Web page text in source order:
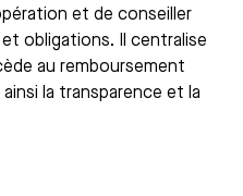
et de conseiller
obligations. Il centralise
au remboursement
la transparence et la